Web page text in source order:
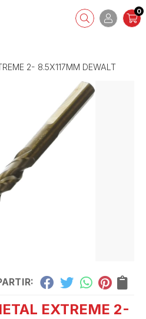
0
2- 8.5X117MM DEWALT
EXTREME 2-